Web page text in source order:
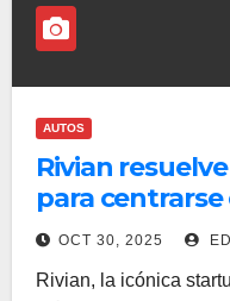
AUTOS
Rivian
para
OCT 30, 2025
Rivian, la icónica